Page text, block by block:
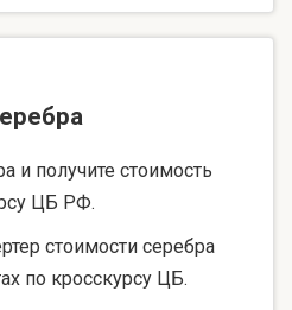
и получите стоимость
ЦБ РФ.
стоимости серебра
по кросскурсу ЦБ.